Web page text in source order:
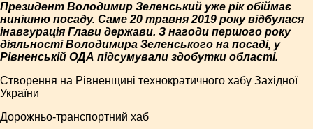
Президент Володимир Зеленський уже рік обіймає
нинішню посаду. Саме 20 травня 2019 року відбулася
інавгурація Глави держави. З нагоди першого року
діяльності Володимира Зеленського на посаді, у
Рівненській ОДА підсумували здобутки області.
Створення на Рівненщині технократичного хабу Західної
України
Дорожньо-транспортний хаб